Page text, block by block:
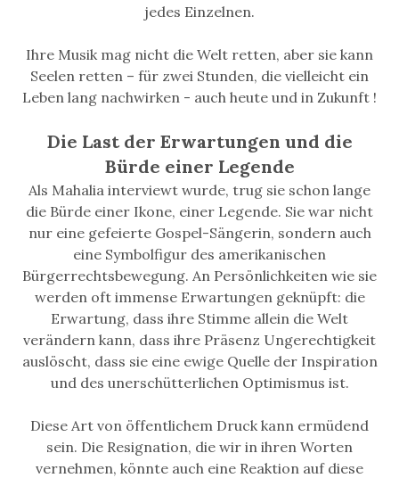
jedes Einzelnen.
Ihre Musik mag nicht die Welt retten, aber sie kann
Seelen retten – für zwei Stunden, die vielleicht ein
Leben lang nachwirken - auch heute und in Zukunft !
Die Last der Erwartungen und die
Bürde einer Legende
Als Mahalia interviewt wurde, trug sie schon lange
die Bürde einer Ikone, einer Legende. Sie war nicht
nur eine gefeierte Gospel-Sängerin, sondern auch
eine Symbolfigur des amerikanischen
Bürgerrechtsbewegung. An Persönlichkeiten wie sie
werden oft immense Erwartungen geknüpft: die
Erwartung, dass ihre Stimme allein die Welt
verändern kann, dass ihre Präsenz Ungerechtigkeit
auslöscht, dass sie eine ewige Quelle der Inspiration
und des unerschütterlichen Optimismus ist.
Diese Art von öffentlichem Druck kann ermüdend
sein. Die Resignation, die wir in ihren Worten
vernehmen, könnte auch eine Reaktion auf diese